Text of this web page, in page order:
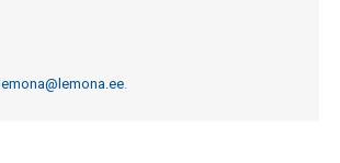
lemona@lemona.ee.